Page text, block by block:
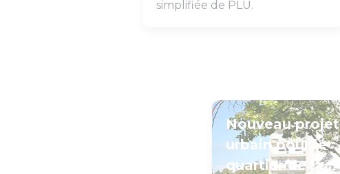
simplifiée de PLU.
Nouveau projet
urbain pour le
quartier de la